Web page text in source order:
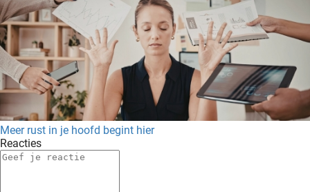
Meer rust in je hoofd begint hier
Reacties